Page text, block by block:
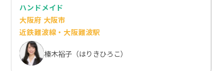
ハンドメイド
大阪府 大阪市
近鉄難波線・大阪難波駅
榛木裕子（はりきひろこ）